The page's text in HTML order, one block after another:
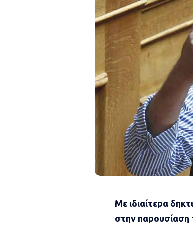
Με ιδιαίτερα
στην παρουσίαση